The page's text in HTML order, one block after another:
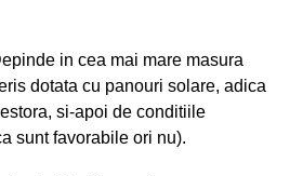
in cea mai mare masura
dotata cu panouri solare, adica
si-apoi de conditiile
sunt favorabile ori nu).